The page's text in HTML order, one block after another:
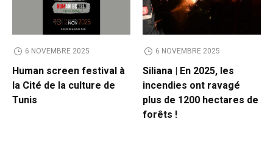
6 NOVEMBRE 2025
Human screen festival à
la Cité de la culture de
Tunis
6 NOVEMBRE 2025
Siliana | En 2025, les
incendies ont ravagé
plus de 1200 hectares de
forêts !